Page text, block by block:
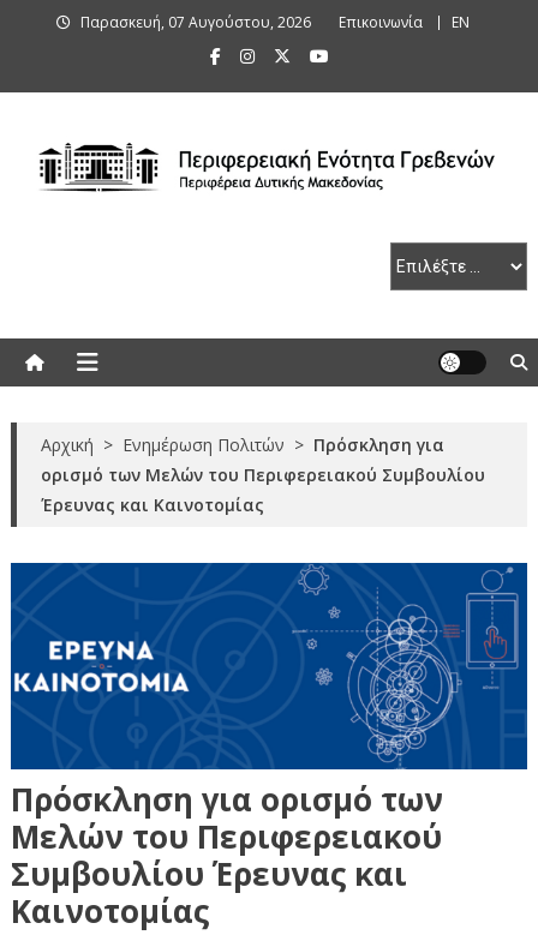
Παρασκευή, 07 Αυγούστου, 2026 Επικοινωνία ΕΝ
Αρχική > Ενημέρωση Πολιτών > Πρόσκληση για
ορισμό των Μελών του Περιφερειακού Συμβουλίου
Έρευνας και Καινοτομίας
Πρόσκληση για ορισμό των
Μελών του Περιφερειακού
Συμβουλίου Έρευνας και
Καινοτομίας